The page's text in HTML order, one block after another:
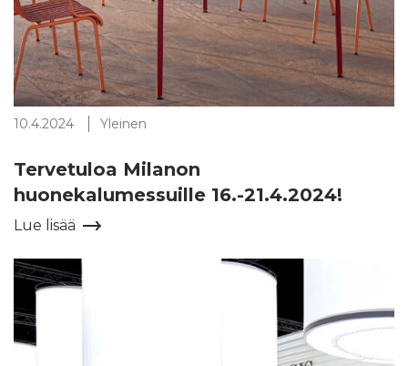
10.4.2024 Yleinen
Tervetuloa Milanon
huonekalumessuille 16.-21.4.2024!
Lue lisää